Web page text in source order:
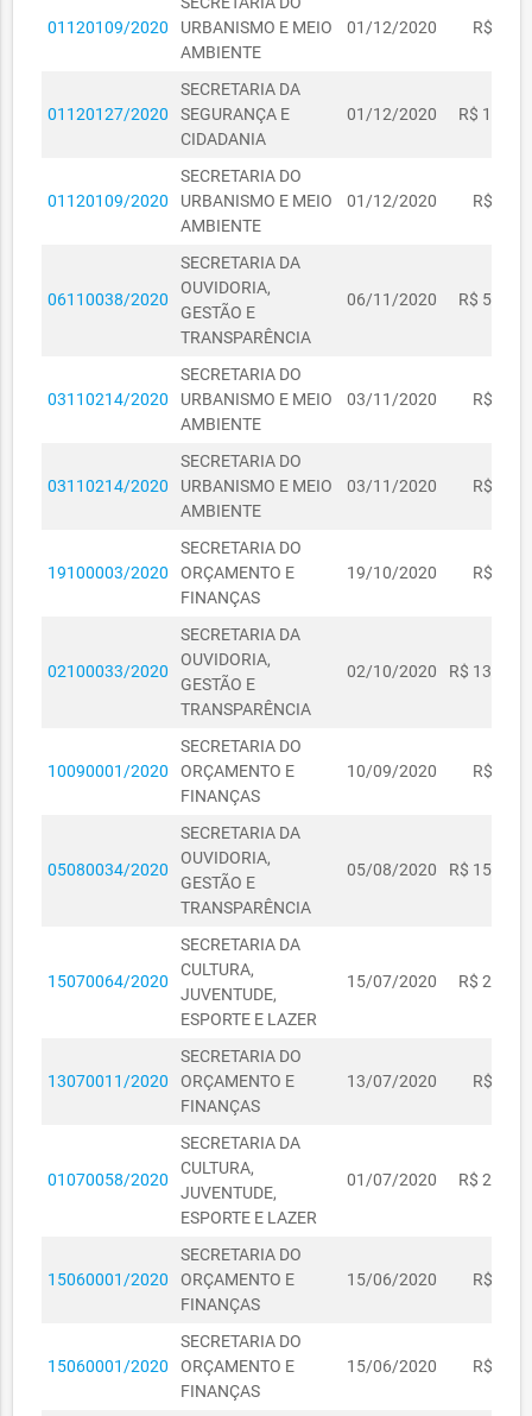
01120109/2020
URBANISMO E MEIO
AMBIENTE
01/12/2020 R$
01120127/2020
SECRETARIA DA
SEGURANÇA E
CIDADANIA
01/12/2020 R$
01120109/2020
SECRETARIA DO
URBANISMO E MEIO
AMBIENTE
01/12/2020 R$
06110038/2020
SECRETARIA DA
OUVIDORIA,
GESTÃO E
TRANSPARÊNCIA
06/11/2020 R$
03110214/2020
SECRETARIA DO
URBANISMO E MEIO
AMBIENTE
03/11/2020 R$
03110214/2020
SECRETARIA DO
URBANISMO E MEIO
AMBIENTE
03/11/2020 R$
19100003/2020
SECRETARIA DO
ORÇAMENTO E
FINANÇAS
19/10/2020 R$
02100033/2020
SECRETARIA DA
OUVIDORIA,
GESTÃO E
TRANSPARÊNCIA
02/10/2020 R$
10090001/2020
SECRETARIA DO
ORÇAMENTO E
FINANÇAS
10/09/2020 R$
05080034/2020
SECRETARIA DA
OUVIDORIA,
GESTÃO E
TRANSPARÊNCIA
05/08/2020 R$
15070064/2020
SECRETARIA DA
CULTURA,
JUVENTUDE,
ESPORTE E LAZER
15/07/2020 R$
13070011/2020
SECRETARIA DO
ORÇAMENTO E
FINANÇAS
13/07/2020 R$
01070058/2020
SECRETARIA DA
CULTURA,
JUVENTUDE,
ESPORTE E LAZER
01/07/2020 R$
15060001/2020
SECRETARIA DO
ORÇAMENTO E
FINANÇAS
15/06/2020 R$
15060001/2020
SECRETARIA DO
ORÇAMENTO E
FINANÇAS
15/06/2020 R$